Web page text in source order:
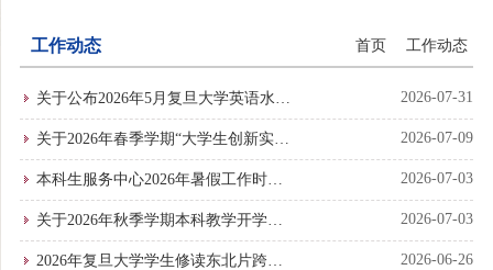
工作动态 首页 工作动态
关于公布2026年5月复旦大学英语水平
测试成绩以及成绩确认时间窗口开放
的通知
2026-07-31
关于2026年春季学期“大学生创新实
践”学分认定延长申请期限的通知
2026-07-09
本科生服务中心2026年暑假工作时间
通知
2026-07-03
关于2026年秋季学期本科教学开学安
排有关事项的通知
2026-07-03
2026年复旦大学学生修读东北片跨校 2026-06-26